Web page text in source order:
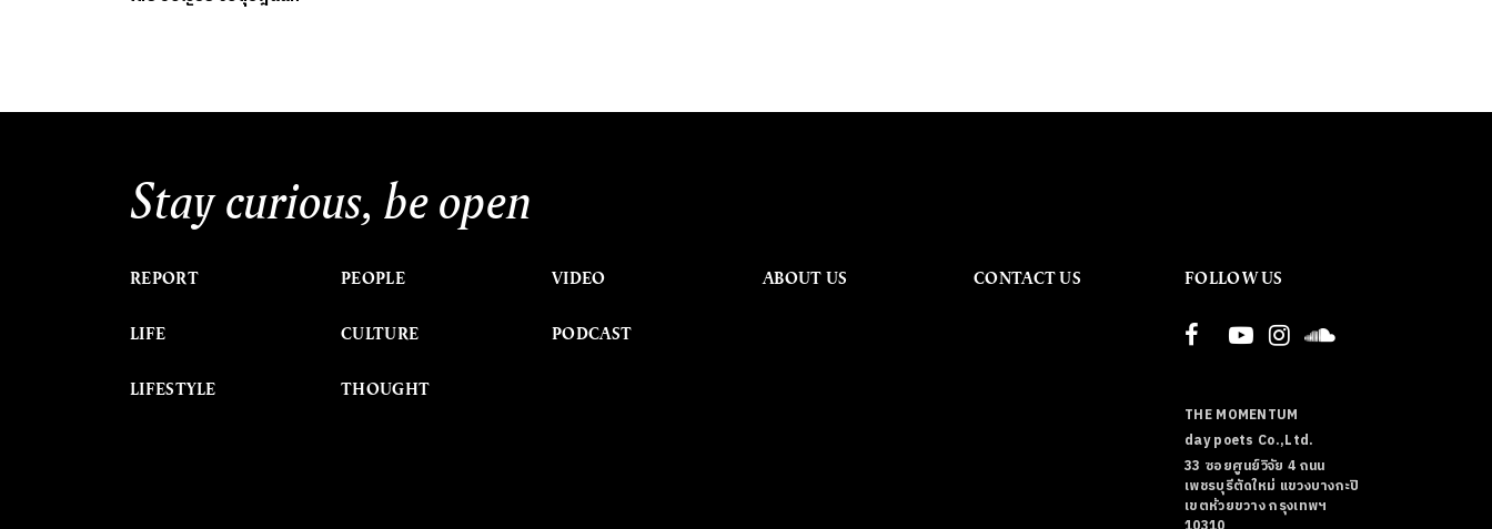
Stay curious, be open
REPORT
LIFE
LIFESTYLE
PEOPLE
CULTURE
THOUGHT
VIDEO
PODCAST
ABOUT US CONTACT US FOLLOW US
THE MOMENTUM
day poets Co.,Ltd.
33 ซอยศูนย์วิจัย 4 ถนน
เพชรบุรีตัดใหม่ แขวงบางกะปิ
เขตห้วยขวาง กรุงเทพฯ